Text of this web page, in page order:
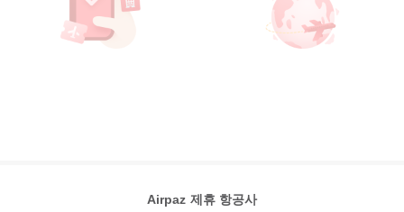
Airpaz 제휴 항공사